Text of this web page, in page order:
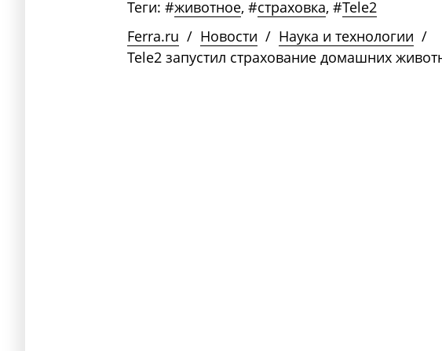
Теги: #животное, #страховка, #Tele2
Ferra.ru / Новости / Наука и технологии /
Tele2 запустил страхование домашних